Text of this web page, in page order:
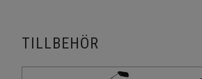
TILLBEHÖR